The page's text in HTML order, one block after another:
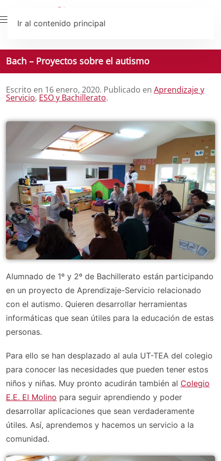
Ir al contenido principal
Bach – Proyectos sobre el autismo
Escrito en 16 enero, 2020. Publicado en Aprendizaje y
Servicio, ESO y Bachillerato.
Alumnado de 1º y 2º de Bachillerato están participando
en un proyecto de Aprendizaje-Servicio relacionado
con el autismo. Quieren desarrollar herramientas
informáticas que sean útiles para la educación de estas
personas.
Para ello se han desplazado al aula UT-TEA del colegio
para conocer las necesidades que pueden tener estos
niños y niñas. Muy pronto acudirán también al Colegio
E.E. El Molino para seguir aprendiendo y poder
desarrollar aplicaciones que sean verdaderamente
útiles. Así, aprendemos y hacemos un servicio a la
comunidad.